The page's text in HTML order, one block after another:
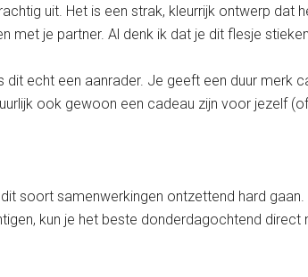
uit. Het is een strak, kleurrijk ontwerp
met je partner. Al denk ik dat je dit flesje
dit echt een aanrader. Je geeft een duur merk
ook gewoon een cadeau zijn voor jezelf
soort samenwerkingen ontzettend hard gaan.
kun je het beste donderdagochtend